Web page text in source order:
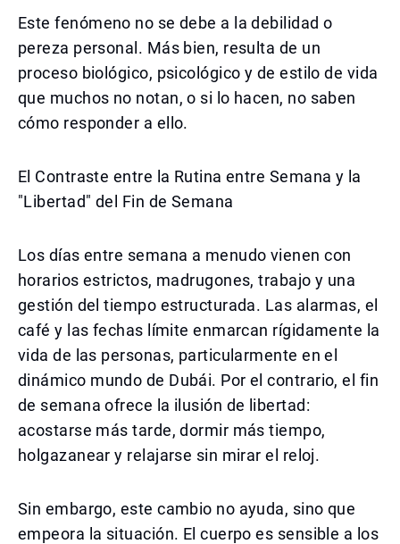
Este fenómeno no se debe a la debilidad o
pereza personal. Más bien, resulta de un
proceso biológico, psicológico y de estilo de vida
que muchos no notan, o si lo hacen, no saben
cómo responder a ello.
El Contraste entre la Rutina entre Semana y la
"Libertad" del Fin de Semana
Los días entre semana a menudo vienen con
horarios estrictos, madrugones, trabajo y una
gestión del tiempo estructurada. Las alarmas, el
café y las fechas límite enmarcan rígidamente la
vida de las personas, particularmente en el
dinámico mundo de Dubái. Por el contrario, el fin
de semana ofrece la ilusión de libertad:
acostarse más tarde, dormir más tiempo,
holgazanear y relajarse sin mirar el reloj.
Sin embargo, este cambio no ayuda, sino que
empeora la situación. El cuerpo es sensible a los